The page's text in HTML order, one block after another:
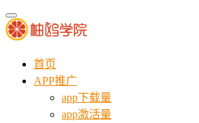
首页
APP推广
app下载量
app激活量